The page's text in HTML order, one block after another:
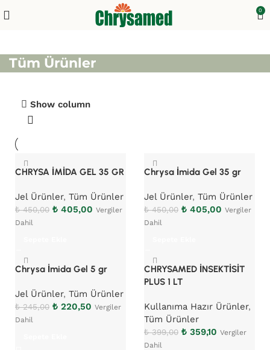
0
Tüm Ürünler
Show column
CHRYSA İMİDA GEL 35 GR
Jel Ürünler, Tüm Ürünler
₺450,00 ₺ 405,00 Vergiler
Dahil
Chrysa İmida Gel 35 gr
Jel Ürünler, Tüm Ürünler
₺450,00 ₺ 405,00 Vergiler
Dahil
Chrysa İmida Gel 5 gr
Jel Ürünler, Tüm Ürünler
₺245,00 ₺ 220,50 Vergiler
Dahil
CHRYSAMED İNSEKTİSİT
PLUS 1 LT
Kullanıma Hazır Ürünler,
Tüm Ürünler
₺399,00 ₺ 359,10 Vergiler
Dahil